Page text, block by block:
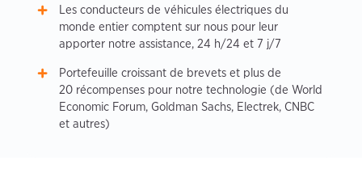
Les conducteurs de véhicules électriques du
monde entier comptent sur nous pour leur
apporter notre assistance, 24 h/24 et 7 j/7
Portefeuille croissant de brevets et plus de
20 récompenses pour notre technologie (de World
Economic Forum, Goldman Sachs, Electrek, CNBC
et autres)